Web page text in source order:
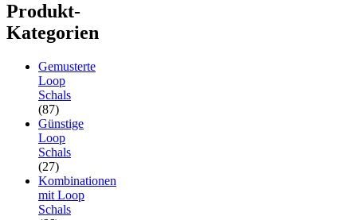
Produkt-
Kategorien
Gemusterte
Loop
Schals
(87)
Günstige
Loop
Schals
(27)
Kombinationen
mit Loop
Schals